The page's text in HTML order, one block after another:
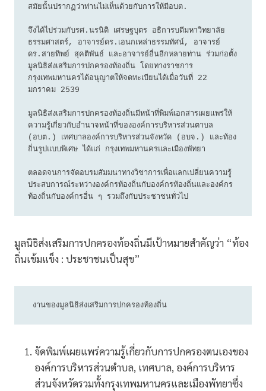
สมัยนั้นปรากฏว่าท่านไม่เห็นด้วยกับการให้มีอบต.
จึงได้ไปร่วมกับรศ.นรนิติ เศรษฐบุตร อธิการบดีมหาวิทยาลัย
ธรรมศาสตร์, อาจารย์ดร.เอนกเหล่าธรรมทัศน์, อาจารย์
ดร.สายทิพย์ สุคติพันธ์ และอาจารย์อื่นอีกหลายท่าน ร่วมก่อตั้ง
มูลนิธิส่งเสริมการปกครองท้องถิ่น โดยทางราชการ
กรุงเทพมหานครได้อนุญาตให้จดทะเบียนได้เมื่อวันที่ 22
มกราคม 2539
มูลนิธิส่งเสริมการปกครองท้องถิ่นมีหน้าที่พิมพ์เอกสารเผยแพร่ให้
ความรู้เกี่ยวกับอำนาจหน้าที่ขององค์การบริหารส่วนตาบล
(อบต.) เทศบาลองค์การบริหารส่วนจังหวัด (อบจ.) และท้อง
ถิ่นรูปแบบพิเศษ ได้แก่ กรุงเทพมหานครและเมืองพัทยา
ตลอดจนการจัดอบรมสัมมนาทางวิชาการเพื่อแลกเปลี่ยนความรู้
ประสบการณ์ระหว่างองค์กรท้องถิ่นกับองค์กรท้องถิ่นและองค์กร
ท้องถิ่นกับองค์กรอื่น ๆ รวมถึงกับประชาชนทั่วไป
มูลนิธิส่งเสริมการปกครองท้องถิ่นมีเป้าหมายสำคัญว่า “ท้อง
ถิ่นเข้มแข็ง : ประชาชนเป็นสุข”
งานของมูลนิธิส่งเสริมการปกครองท้องถิ่น
จัดพิมพ์เผยแพร่ความรู้เกี่ยวกับการปกครองตนเองของ
องค์การบริหารส่วนตำบล, เทศบาล, องค์การบริหาร
ส่วนจังหวัดรวมทั้งกรุงเทพมหานครและเมืองพัทยาซึ่ง